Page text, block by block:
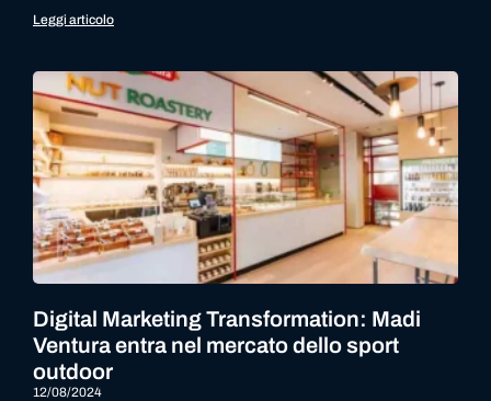
Leggi articolo
Digital Marketing Transformation: Madi
Ventura entra nel mercato dello sport
outdoor
12/08/2024